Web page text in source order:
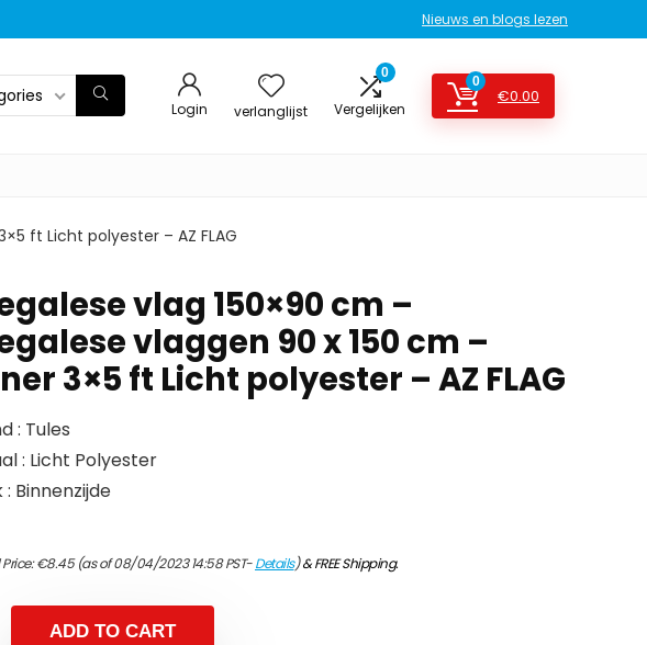
Nieuws en blogs lezen
Login verlanglijst
0
Vergelijken
0
€0.00
ft Licht polyester – AZ FLAG
vlag 150×90 cm –
vlaggen 90 x 150 cm –
3×5 ft Licht polyester – AZ FLAG
: Tules
: Licht Polyester
Binnenzijde
€8.45(as of 08/04/2023 14:58 PST-Details)&FREE Shipping.
ADD TO CART